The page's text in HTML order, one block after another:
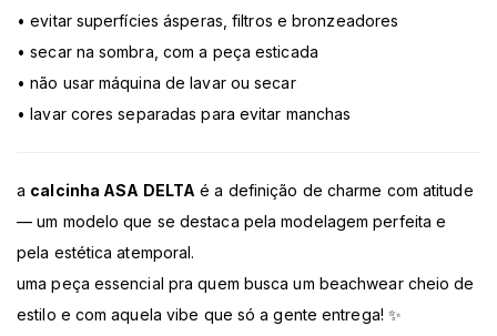
• evitar superfícies ásperas, filtros e bronzeadores
• secar na sombra, com a peça esticada
• não usar máquina de lavar ou secar
• lavar cores separadas para evitar manchas
a calcinha ASA DELTA é a definição de charme com atitude
— um modelo que se destaca pela modelagem perfeita e
pela estética atemporal.
uma peça essencial pra quem busca um beachwear cheio de
estilo e com aquela vibe que só a gente entrega! ✨